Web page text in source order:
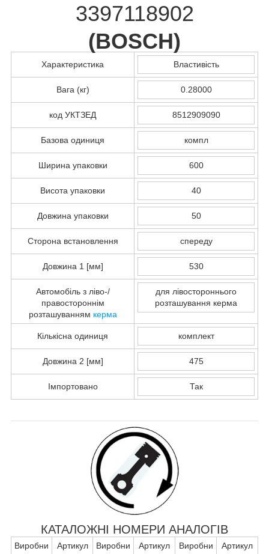
3397118902
(BOSCH)
Характеристика Властивість
Вага (кг) 0.28000
код УКТЗЕД 8512909090
Базова одиниця компл
Ширина упаковки 600
Висота упаковки 40
Довжина упаковки 50
Сторона встановлення спереду
Довжина 1 [мм] 530
Автомобіль з ліво-/
правостороннім
розташуванням керма
для лівостороннього
розташування керма
Кількісна одиниця комплект
Довжина 2 [мм] 475
Імпортовано Так
КАТАЛОЖНІ НОМЕРИ АНАЛОГІВ
Виробни
Артикул
Виробни
Артикул
Виробни
Артикул